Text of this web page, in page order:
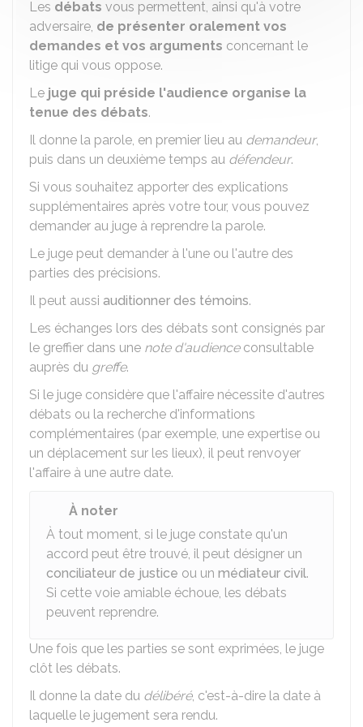
Les débats vous permettent, ainsi qu'à votre
adversaire, de présenter oralement vos
demandes et vos arguments concernant le
litige qui vous oppose.
Le juge qui préside l'audience organise la
tenue des débats.
Il donne la parole, en premier lieu au demandeur,
puis dans un deuxième temps au défendeur.
Si vous souhaitez apporter des explications
supplémentaires après votre tour, vous pouvez
demander au juge à reprendre la parole.
Le juge peut demander à l'une ou l'autre des
parties des précisions.
Il peut aussi auditionner des témoins.
Les échanges lors des débats sont consignés par
le greffier dans une note d'audienceconsultable
auprès du greffe.
Si le juge considère que l'affaire nécessite d'autres
débats ou la recherche d'informations
complémentaires (par exemple, une expertise ou
un déplacement sur les lieux), il peut renvoyer
l'affaire à une autre date.
À noter
À tout moment, si le juge constate qu'un
accord peut être trouvé, il peut désigner un
conciliateur de justice ou un médiateur civil.
Si cette voie amiable échoue, les débats
peuvent reprendre.
Une fois que les parties se sont exprimées, le juge
clôt les débats.
Il donne la date du délibéré, c'est-à-dire la date à
laquelle le jugement sera rendu.